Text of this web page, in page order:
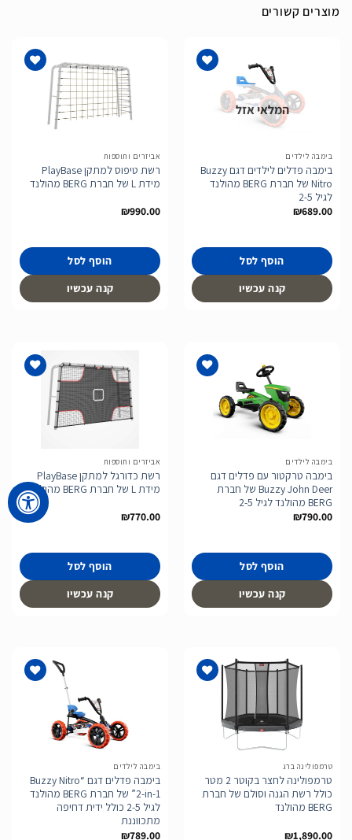
מוצרים קשורים
המלאי אזל
בימבה לילדים
בימבה פדלים לילדים דגם Buzzy
Nitro של חברת BERG מהולנד
לגיל 2-5
₪689.00
הוסף לסל
קנה עכשיו
אביזרים ותוספות
רשת טיפוס למתקן PlayBase
מידת L של חברת BERG מהולנד
₪990.00
הוסף לסל
קנה עכשיו
בימבה לילדים
בימבה טרקטור עם פדלים דגם
Buzzy John Deer של חברת
BERG מהולנד לגיל 2-5
₪790.00
הוסף לסל
קנה עכשיו
אביזרים ותוספות
רשת כדורגל למתקן PlayBase
מידת L של חברת BERG מהולנד
₪770.00
הוסף לסל
קנה עכשיו
טרמפולינה ברג
טרמפולינה לחצר בקוטר 2 מטר
כולל רשת הגנה וסולם של חברת
BERG מהולנד
₪1,890.00
בימבה לילדים
בימבה פדלים דגם “Buzzy Nitro
2-in-1” של חברת BERG מהולנד
לגיל 2-5 כולל ידית דחיפה
מתכווננת
₪789.00